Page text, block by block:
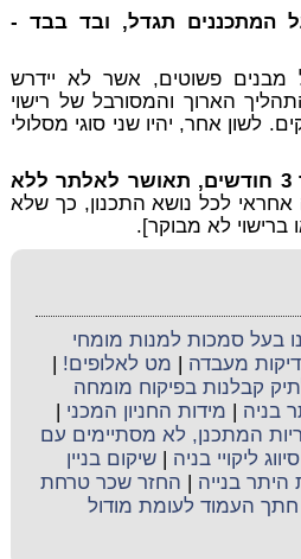
המתכננים תגדל, ובד בבד -
מבנים פשוטים, אשר לא יידרש
הארוך והמסורבל של רישוי
לשון אחר, יהיו שני סוגי מסלולי
בקשה שלא נדונה תוך 3 חודשים, תאושר לאלתר ללא
אחראי לכל נושא התכנון, כך שלא
ברישוי לא מבוקר].
בעל סמכות למנות מומחי
מעבדה
מט לאלופים!
קבלנות בפיקוח מומחה
בניה מידות החניון המכני
המתכנן, לא מסתיימים עם
סיווג ליקויי בניה |שיקום בניין
היתר בנייה
החזר שכר טרחת
העמוד לעומת מודול